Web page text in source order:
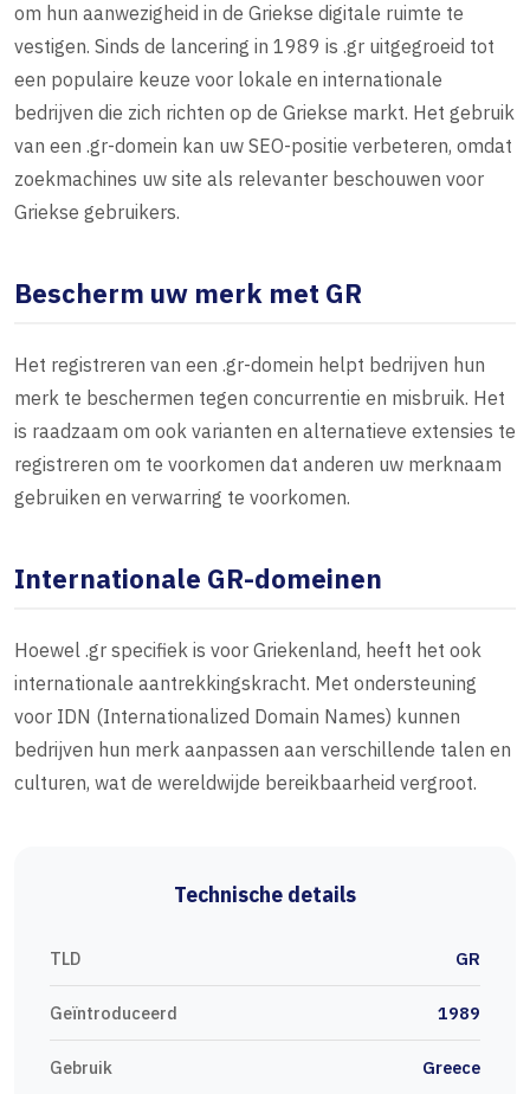
om hun aanwezigheid in de Griekse digitale ruimte te
vestigen. Sinds de lancering in 1989 is .gr uitgegroeid tot
een populaire keuze voor lokale en internationale
bedrijven die zich richten op de Griekse markt. Het gebruik
van een .gr-domein kan uw SEO-positie verbeteren, omdat
zoekmachines uw site als relevanter beschouwen voor
Griekse gebruikers.
Bescherm uw merk met GR
Het registreren van een .gr-domein helpt bedrijven hun
merk te beschermen tegen concurrentie en misbruik. Het
is raadzaam om ook varianten en alternatieve extensies te
registreren om te voorkomen dat anderen uw merknaam
gebruiken en verwarring te voorkomen.
Internationale GR-domeinen
Hoewel .gr specifiek is voor Griekenland, heeft het ook
internationale aantrekkingskracht. Met ondersteuning
voor IDN (Internationalized Domain Names) kunnen
bedrijven hun merk aanpassen aan verschillende talen en
culturen, wat de wereldwijde bereikbaarheid vergroot.
Technische details
TLD GR
Geïntroduceerd 1989
Gebruik Greece